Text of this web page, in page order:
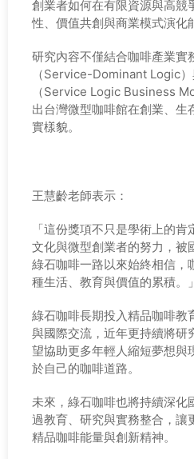
創業者如何在有限資源與高競
性、價值共創與商業模式演化
研究內容不僅結合咖啡產業實
（Service-Dominant Logic
（Service Logic Business
出台灣微型咖啡館在創業、生
實樣貌。
王慧齡老師表示：
「這份獎項不只是學術上的
文化與微型創業者的努力，被
綠石咖啡一路以來始終相信，
種生活、教育與價值的累積。」
綠石咖啡長期投入精品咖啡教
與國際交流，近年更持續將研
望協助更多年輕人縮短夢想與
於自己的咖啡道路。
未來，綠石咖啡也將持續深化
過教育、研究與實務整合，讓
精品咖啡能量與創新精神。